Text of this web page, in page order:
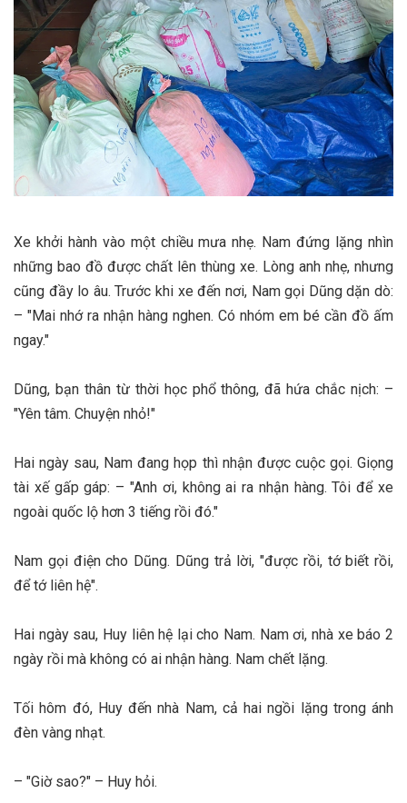
Xe khởi hành vào một chiều mưa nhẹ. Nam đứng lặng nhìn
những bao đồ được chất lên thùng xe. Lòng anh nhẹ, nhưng
cũng đầy lo âu. Trước khi xe đến nơi, Nam gọi Dũng dặn dò:
– "Mai nhớ ra nhận hàng nghen. Có nhóm em bé cần đồ ấm
ngay."
Dũng, bạn thân từ thời học phổ thông, đã hứa chắc nịch: –
"Yên tâm. Chuyện nhỏ!"
Hai ngày sau, Nam đang họp thì nhận được cuộc gọi. Giọng
tài xế gấp gáp: – "Anh ơi, không ai ra nhận hàng. Tôi để xe
ngoài quốc lộ hơn 3 tiếng rồi đó."
Nam gọi điện cho Dũng. Dũng trả lời, "được rồi, tớ biết rồi,
để tớ liên hệ".
Hai ngày sau, Huy liên hệ lại cho Nam. Nam ơi, nhà xe báo 2
ngày rồi mà không có ai nhận hàng. Nam chết lặng.
Tối hôm đó, Huy đến nhà Nam, cả hai ngồi lặng trong ánh
đèn vàng nhạt.
– "Giờ sao?" – Huy hỏi.